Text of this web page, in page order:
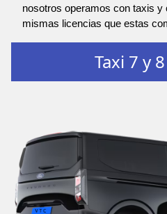
nosotros operamos con taxis y
mismas licencias que estas
Taxi 7 y